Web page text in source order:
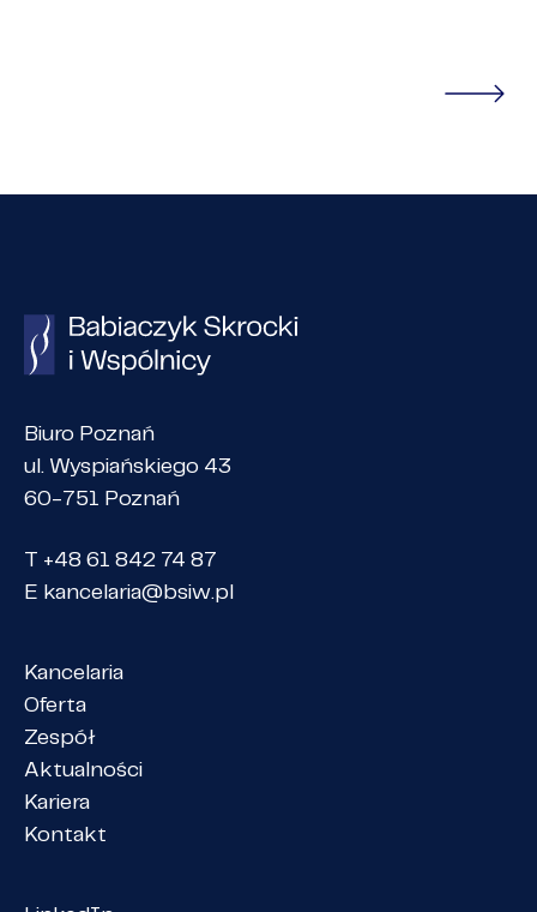
Biuro Poznań
ul. Wyspiańskiego 43
60-751 Poznań
T +48 61 842 74 87
E kancelaria@bsiw.pl
Kancelaria
Oferta
Zespół
Aktualności
Kariera
Kontakt